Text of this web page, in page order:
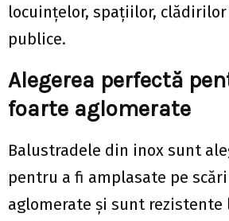
locuințelor, spațiilor,
publice.
Alegerea perfectă
foarte aglomerate
Balustradele din inox sunt
pentru a fi amplasate pe
aglomerate și sunt rezistente